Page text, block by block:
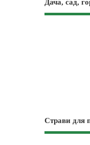
Дача, сад,
Страви для